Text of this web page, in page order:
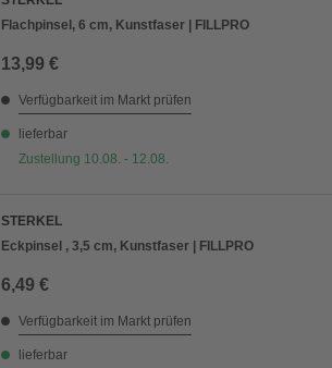
Flachpinsel, 6 cm, Kunstfaser | FILLPRO
13,99 €
Verfügbarkeit im Markt prüfen
lieferbar
Zustellung 10.08. - 12.08.
STERKEL
Eckpinsel , 3,5 cm, Kunstfaser | FILLPRO
6,49 €
Verfügbarkeit im Markt prüfen
lieferbar